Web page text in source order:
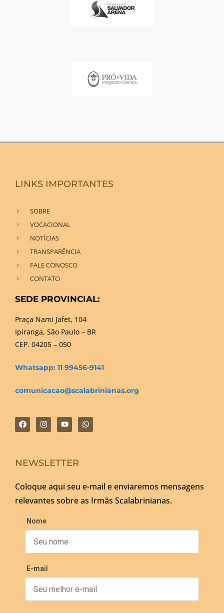
LINKS IMPORTANTES
SOBRE
VOCACIONAL
NOTÍCIAS
TRANSPARÊNCIA
FALE CONOSCO
CONTATO
SEDE PROVINCIAL:
Praça Nami Jafet, 104
Ipiranga, São Paulo – BR
CEP. 04205 – 050
Whatsapp: 11 99456-9141
comunicacao@scalabrinianas.org
NEWSLETTER
Coloque aqui seu e-mail e enviaremos mensagens
relevantes sobre as Irmãs Scalabrinianas.
Nome
E-mail